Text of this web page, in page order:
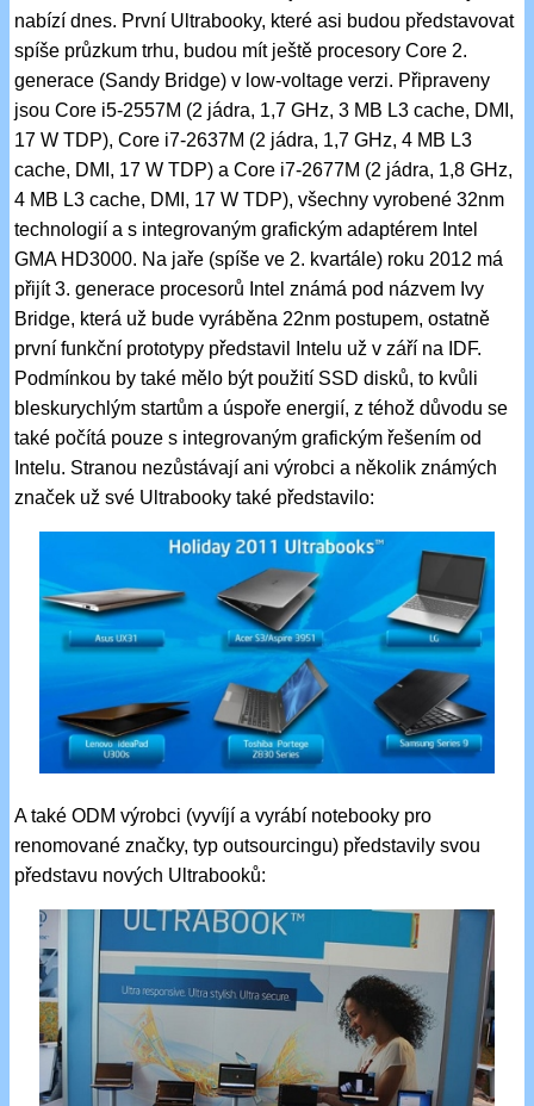
nabízí dnes. První Ultrabooky, které asi budou představovat
spíše průzkum trhu, budou mít ještě procesory Core 2.
generace (Sandy Bridge) v low-voltage verzi. Připraveny
jsou Core i5-2557M (2 jádra, 1,7 GHz, 3 MB L3 cache, DMI,
17 W TDP), Core i7-2637M (2 jádra, 1,7 GHz, 4 MB L3
cache, DMI, 17 W TDP) a Core i7-2677M (2 jádra, 1,8 GHz,
4 MB L3 cache, DMI, 17 W TDP), všechny vyrobené 32nm
technologií a s integrovaným grafickým adaptérem Intel
GMA HD3000. Na jaře (spíše ve 2. kvartále) roku 2012 má
přijít 3. generace procesorů Intel známá pod názvem Ivy
Bridge, která už bude vyráběna 22nm postupem, ostatně
první funkční prototypy představil Intelu už v září na IDF.
Podmínkou by také mělo být použití SSD disků, to kvůli
bleskurychlým startům a úspoře energií, z téhož důvodu se
také počítá pouze s integrovaným grafickým řešením od
Intelu. Stranou nezůstávají ani výrobci a několik známých
značek už své Ultrabooky také představilo:
A také ODM výrobci (vyvíjí a vyrábí notebooky pro
renomované značky, typ outsourcingu) představily svou
představu nových Ultrabooků: